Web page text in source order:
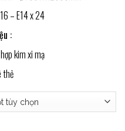
– E14 x 24
:
kim xi mạ
thẻ